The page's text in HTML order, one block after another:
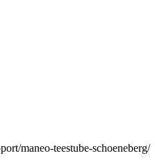
maneo-teestube-schoeneberg/